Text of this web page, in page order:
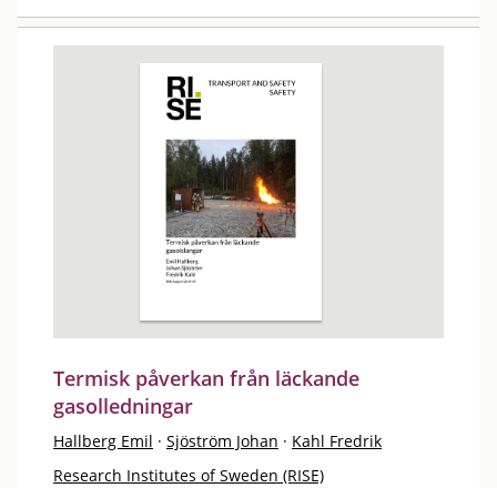
Termisk påverkan från läckande
gasolledningar
Hallberg Emil · Sjöström Johan · Kahl Fredrik
Research Institutes of Sweden (RISE)